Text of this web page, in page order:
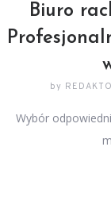
Biuro
by
Wybór